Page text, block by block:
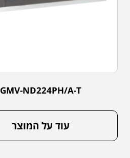
GMV-ND224PH/A-T
עוד על המוצר